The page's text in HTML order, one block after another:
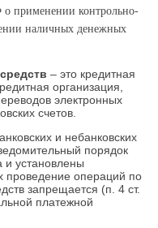
о применении контрольно-
наличных денежных
– это кредитная
организация,
электронных
счетов.
и небанковских
порядок
и установлены
проведение операций по
запрещается (п. 4 ст.
платежной